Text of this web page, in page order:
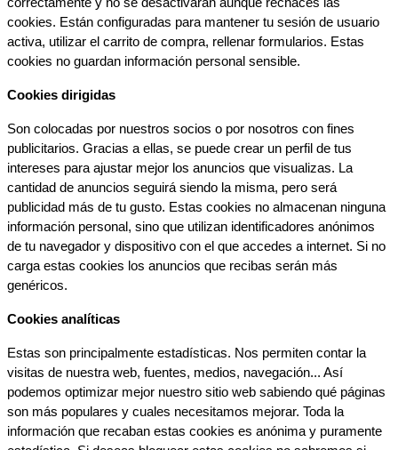
cookies. Están configuradas para mantener tu sesión de usuario
activa, utilizar el carrito de compra, rellenar formularios. Estas
cookies no guardan información personal sensible.
Cookies dirigidas
Son colocadas por nuestros socios o por nosotros con fines
publicitarios. Gracias a ellas, se puede crear un perfil de tus
intereses para ajustar mejor los anuncios que visualizas. La
cantidad de anuncios seguirá siendo la misma, pero será
publicidad más de tu gusto. Estas cookies no almacenan ninguna
información personal, sino que utilizan identificadores anónimos
de tu navegador y dispositivo con el que accedes a internet. Si no
carga estas cookies los anuncios que recibas serán más
genéricos.
Cookies analíticas
Estas son principalmente estadísticas. Nos permiten contar la
visitas de nuestra web, fuentes, medios, navegación... Así
podemos optimizar mejor nuestro sitio web sabiendo qué páginas
son más populares y cuales necesitamos mejorar. Toda la
información que recaban estas cookies es anónima y puramente